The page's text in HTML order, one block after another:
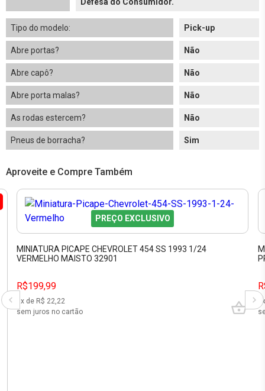
Tipo do modelo: Pick-up
Abre portas? Não
Abre capô? Não
Abre porta malas? Não
As rodas estercem? Não
Pneus de borracha? Sim
Aproveite e Compre Também
PREÇO EXCLUSIVO
MINIATURA PICAPE CHEVROLET 454 SS 1993 1/24
VERMELHO MAISTO 32901
R$199,99
9x de R$ 22,22
sem juros no cartão